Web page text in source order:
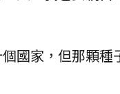
國家，但那顆